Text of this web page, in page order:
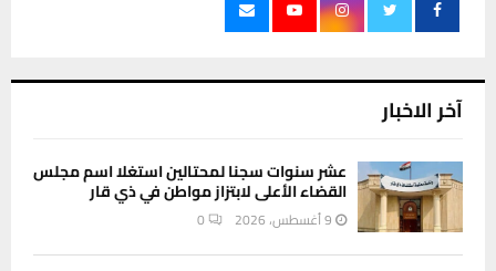
آخر الاخبار
عشر سنوات سجنا لمحتالين استغلا اسم مجلس
القضاء الأعلى لابتزاز مواطن في ذي قار
9 أغسطس، 2026 0